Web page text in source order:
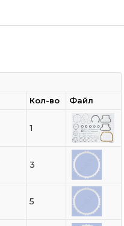
Кол-во Файл
1
3
5